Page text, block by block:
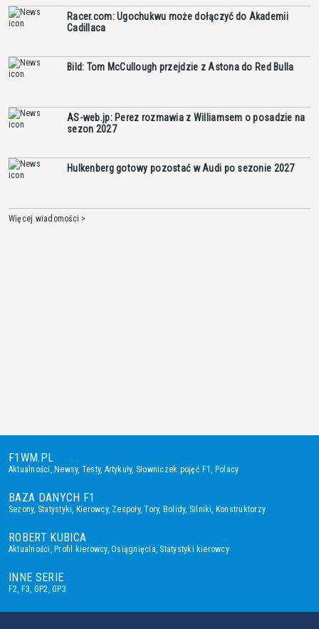
Racer.com: Ugochukwu może dołączyć do Akademii
Cadillaca
Bild: Tom McCullough przejdzie z Astona do Red Bulla
AS-web.jp: Perez rozmawia z Williamsem o posadzie na
sezon 2027
Hulkenberg gotowy pozostać w Audi po sezonie 2027
Więcej wiadomości >
F1WM.PL
Aktualności, Newsy, Testy, Artykuły, Słowniczek pojęć F1, Polacy
BAZA DANYCH F1
Sezony, Statystyki, Kierowcy, Zespoły,Tory, Bolidy, Silniki, Konstruktorzy
ROBERT KUBICA
Aktualności, Profil kierowcy,Osiągnięcia, Statystyki kierowcy
INNE SERIE
F2, F3, GP2,GP3